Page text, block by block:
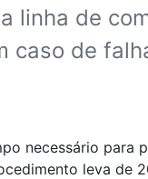
linha de
caso de
necessário para
leva de